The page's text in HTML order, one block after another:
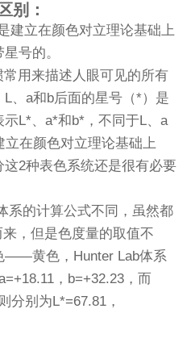
别：
建立在颜色对立理论基础上
号的。
用来描述人眼可见的所有
、a和b后面的星号（*）是
L*、a*和b*，不同于L、a
在颜色对立理论基础上
2种表色系统还是很有必要
系的计算公式不同，虽然都
，但是色度量的取值不
——黄色，Hunter Lab体系
，b=+32.23，而
分别为L*=67.81，